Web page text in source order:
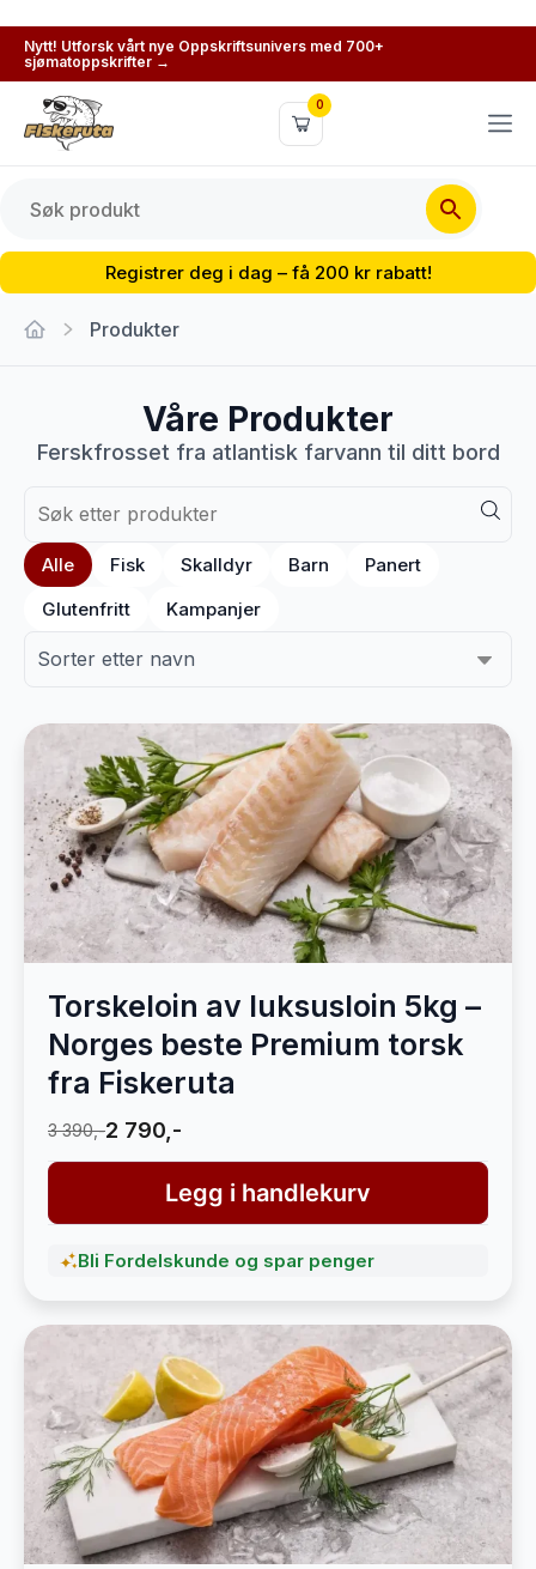
Nytt! Utforsk vårt nye Oppskriftsunivers med 700+
sjømatoppskrifter →
0
Registrer deg i dag – få 200 kr rabatt!
Produkter
Våre Produkter
Ferskfrosset fra atlantisk farvann til ditt bord
Alle Fisk Skalldyr Barn
Panert
Glutenfritt
Kampanjer
Torskeloin av luksusloin 5kg –
Norges beste Premium torsk
fra Fiskeruta
3 390,-2 790,-
Legg i handlekurv
Bli Fordelskunde og spar penger